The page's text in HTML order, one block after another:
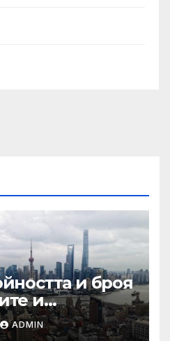
и броя
и
по
ADMIN